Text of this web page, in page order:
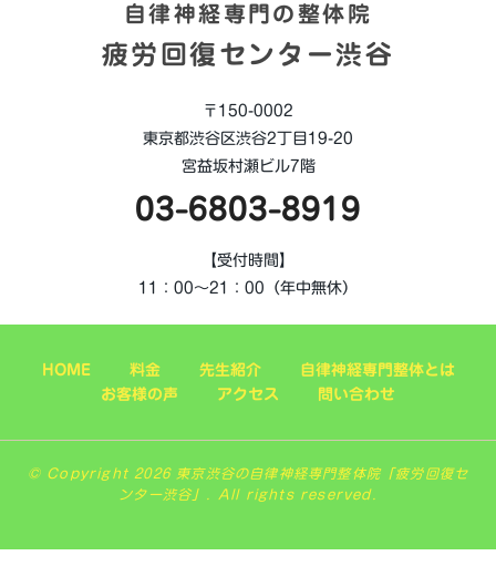
自律神経専門の整体院
疲労回復センター渋谷
〒150-0002
東京都渋谷区渋谷2丁目19-20
宮益坂村瀬ビル7階
03-6803-8919
【受付時間】
11：00～21：00（年中無休）
HOME 料金 先生紹介
自律神経専門整体とは
お客様の声
アクセス 問い合わせ
© Copyright 2026 東京渋谷の自律神経専門整体院「疲労回復セ
ンター渋谷」. All rights reserved.